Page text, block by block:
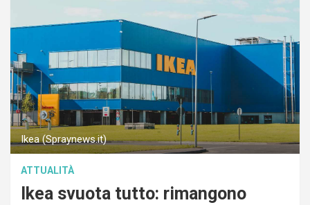
Ikea (Spraynews.it)
ATTUALITÀ
Ikea svuota tutto: rimangono